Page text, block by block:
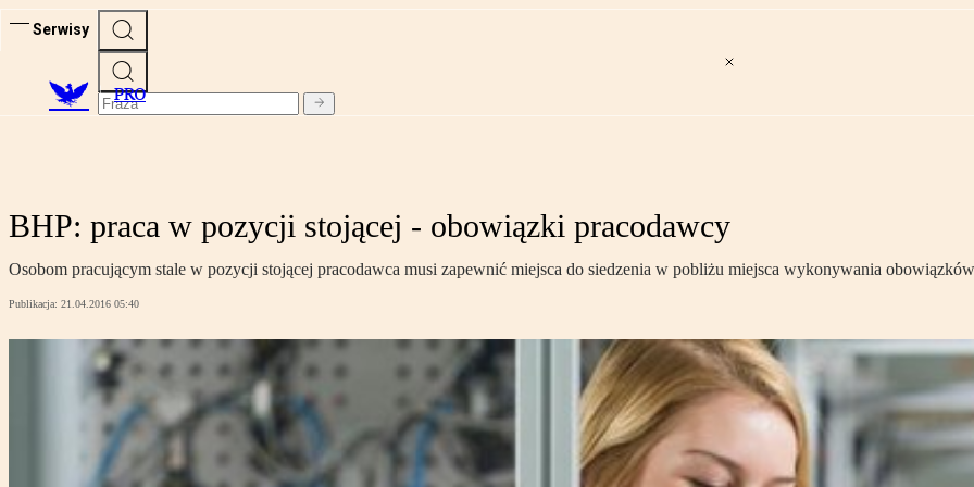
Serwisy
PRO
BHP: praca w pozycji stojącej - obowiązki pracodawcy
Osobom pracującym stale w pozycji stojącej pracodawca musi zapewnić miejsca do siedzenia w pobliżu miejsca wykonywania
Publikacja: 21.04.2016 05:40